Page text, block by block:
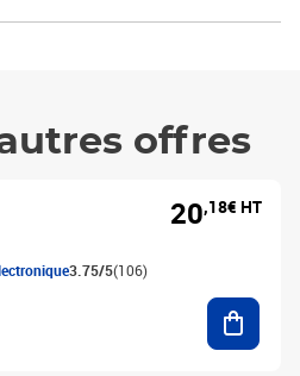
offres
3.75/5(106)
20,18€ HT